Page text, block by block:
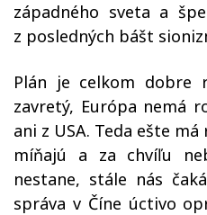
západného sveta a
z posledných bášt
Plán je celkom dobre
zavretý, Európa nemá
ani z USA. Teda ešte
míňajú a za chvíľu
nestane, stále nás
správa v Číne úctivo